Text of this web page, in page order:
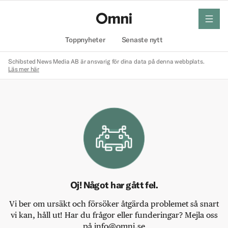
Toppnyheter Senaste nytt
meny
Schibsted News Media AB är ansvarig för dina data på denna webbplats.
Läs mer här
Oj! Något har gått fel.
Vi ber om ursäkt och försöker åtgärda problemet så snart
vi kan, håll ut! Har du frågor eller funderingar? Mejla oss